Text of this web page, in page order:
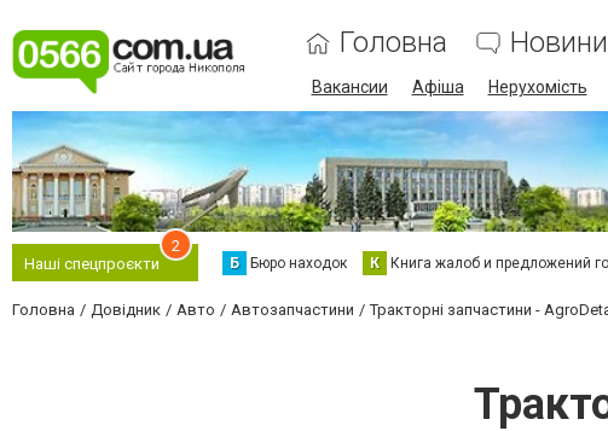
Головна Новини
Вакансии Афіша Нерухомість
Наші спецпроєкти
2
Б Бюро находок К Книга жалоб и предложений
Головна Довідник Авто Автозапчастини Тракторні запчастини -